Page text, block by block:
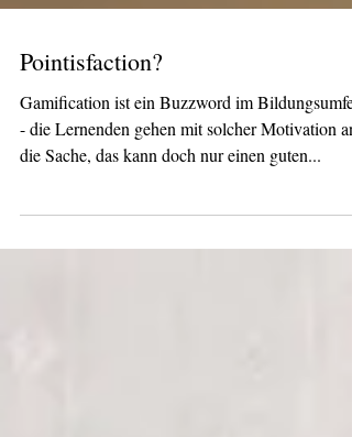
Pointisfaction?
Gamification ist ein Buzzword im
- die Lernenden gehen mit solcher Motivation an